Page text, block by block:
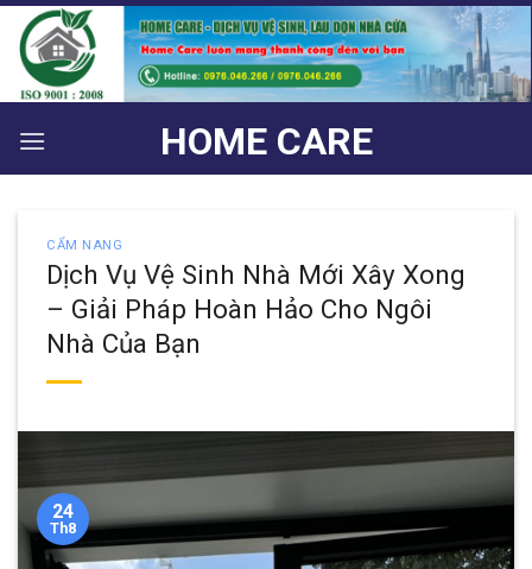
Bỏ
qua
nội
dung
HOME CARE
CẨM NANG
Dịch Vụ Vệ Sinh Nhà Mới Xây Xong
– Giải Pháp Hoàn Hảo Cho Ngôi
Nhà Của Bạn
24
Th8